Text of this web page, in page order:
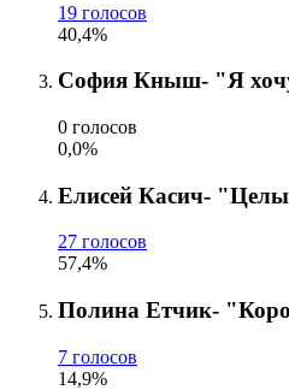
19 голосов
40,4%
София Кныш- "Я хочу
0 голосов
0,0%
Елисей Касич-
27 голосов
57,4%
Полина Етчик-
7 голосов
14,9%